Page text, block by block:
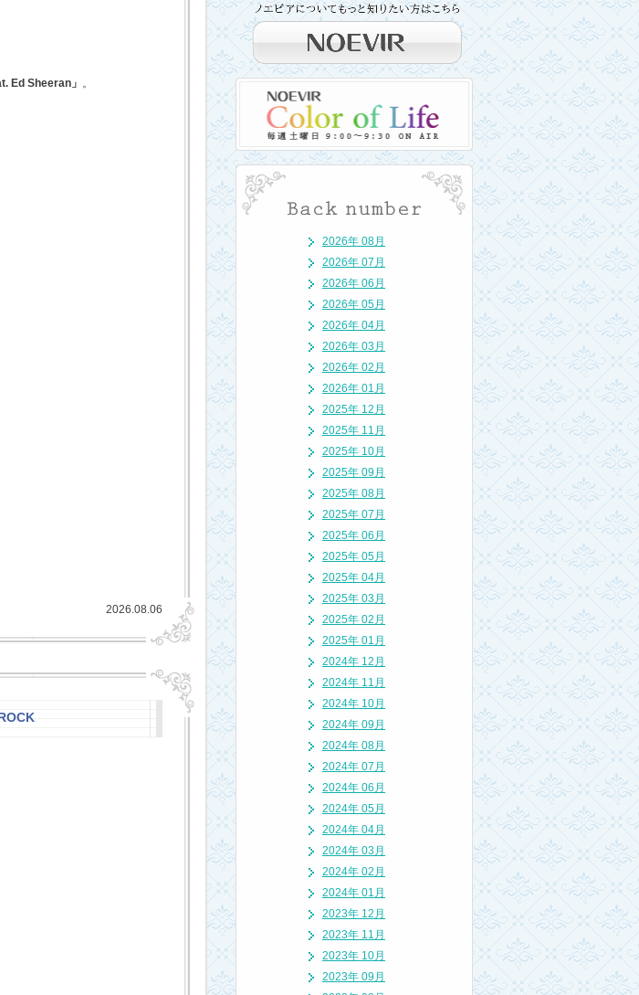
Ed Sheeran」 。
2026.08.06
2026年 08月
2026年 07月
2026年 06月
2026年 05月
2026年 04月
2026年 03月
2026年 02月
2026年 01月
2025年 12月
2025年 11月
2025年 10月
2025年 09月
2025年 08月
2025年 07月
2025年 06月
2025年 05月
2025年 04月
2025年 03月
2025年 02月
2025年 01月
2024年 12月
2024年 11月
2024年 10月
2024年 09月
2024年 08月
2024年 07月
2024年 06月
2024年 05月
2024年 04月
2024年 03月
2024年 02月
2024年 01月
2023年 12月
2023年 11月
2023年 10月
2023年 09月